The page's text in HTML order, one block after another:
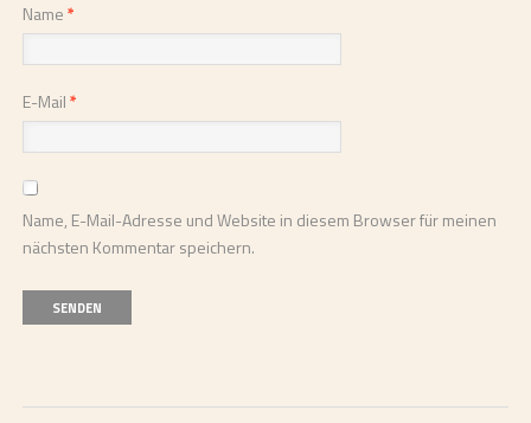
Name*
E-Mail*
Name, E-Mail-Adresse und Website in diesem Browser für meinen
nächsten Kommentar speichern.